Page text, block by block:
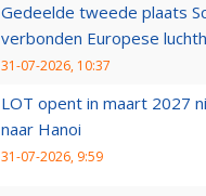
Gedeelde tweede plaats
verbonden Europese
31-07-2026, 10:37
LOT opent in maart 2027
naar Hanoi
31-07-2026, 9:59